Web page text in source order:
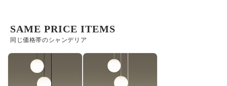
同じ価格帯のシャンデリア
SAME PRICE ITEMS